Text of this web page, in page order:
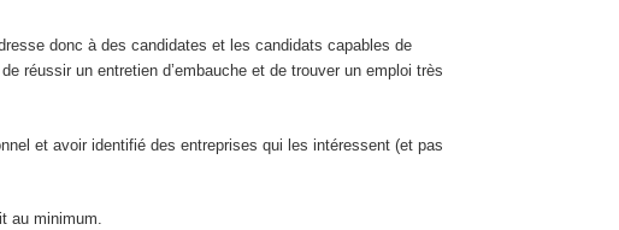
donc à des candidates et les candidats capables de
réussir un entretien d’embauche et de trouver un emploi très
et avoir identifié des entreprises qui les intéressent (et pas
au minimum.